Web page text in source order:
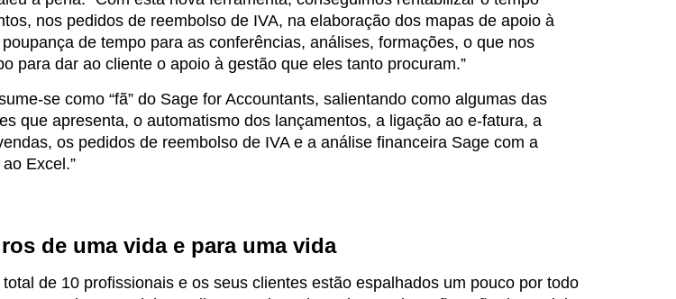
nos pedidos de reembolso de IVA, na elaboração dos mapas de apoio à
de tempo para as conferências, análises, formações, o que nos
para dar ao cliente o apoio à gestão que eles tanto procuram.”
se como “fã” do Sage for Accountants, salientando como algumas das
que apresenta, o automatismo dos lançamentos, a ligação ao e-fatura, a
os pedidos de reembolso de IVA e a análise financeira Sage com a
Excel.”
de uma vida e para uma vida
de 10 profissionais e os seus clientes estão espalhados um pouco por todo